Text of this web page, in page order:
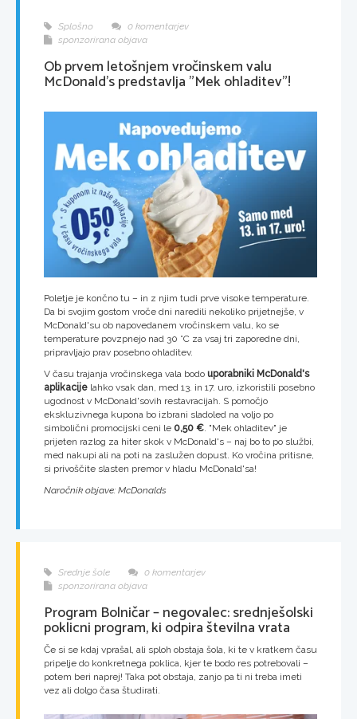
Splošno
0 komentarjev
sponzorirana objava
Ob prvem letošnjem vročinskem valu
McDonald's predstavlja "Mek ohladitev"!
Poletje je končno tu – in z njim tudi prve visoke temperature.
Da bi svojim gostom vroče dni naredili nekoliko prijetnejše, v
McDonald'su ob napovedanem vročinskem valu, ko se
temperature povzpnejo nad 30 °C za vsaj tri zaporedne dni,
pripravljajo prav posebno ohladitev.
V času trajanja vročinskega vala bodo uporabniki McDonald's
aplikacije lahko vsak dan, med 13. in 17. uro, izkoristili posebno
ugodnost v McDonald'sovih restavracijah. S pomočjo
ekskluzivnega kupona bo izbrani sladoled na voljo po
simbolični promocijski ceni le 0,50 €. "Mek ohladitev" je
prijeten razlog za hiter skok v McDonald's – naj bo to po službi,
med nakupi ali na poti na zaslužen dopust. Ko vročina pritisne,
si privoščite slasten premor v hladu McDonald'sa!
Naročnik objave: McDonalds
Srednje šole
0 komentarjev
sponzorirana objava
Program Bolničar – negovalec: srednješolski
poklicni program, ki odpira številna vrata
Če si se kdaj vprašal, ali sploh obstaja šola, ki te v kratkem času
pripelje do konkretnega poklica, kjer te bodo res potrebovali –
potem beri naprej! Taka pot obstaja, zanjo pa ti ni treba imeti
vez ali dolgo časa študirati.